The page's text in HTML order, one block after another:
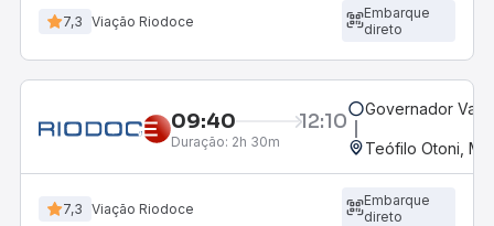
7,3 Viação Riodoce
Embarque
direto
09:40 12:10
Duração: 2h 30m
Governador
Teófilo Otoni, MG
7,3 Viação Riodoce
Embarque
direto